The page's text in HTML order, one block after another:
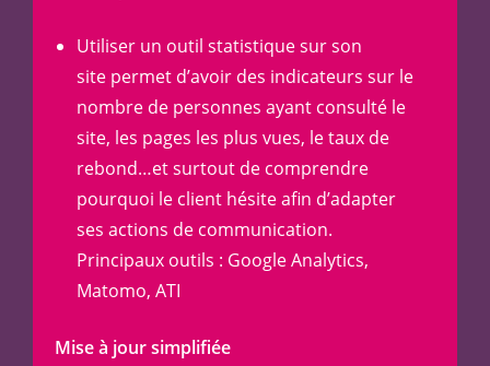
Utiliser un outil statistique sur son
site permet d’avoir des indicateurs sur le
nombre de personnes ayant consulté le
site, les pages les plus vues, le taux de
rebond…et surtout de comprendre
pourquoi le client hésite afin d’adapter
ses actions de communication.
Principaux outils : Google Analytics,
Matomo, ATI
Mise à jour simplifiée